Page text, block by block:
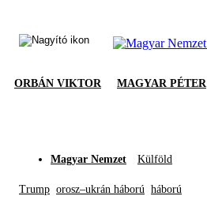
ORBÁN VIKTOR MAGYAR PÉTER
Magyar Nemzet Külföld
Trump orosz–ukrán háború háború